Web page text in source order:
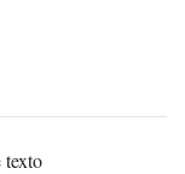
texto